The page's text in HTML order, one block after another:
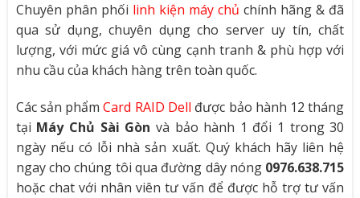
Chuyên phân phối linh kiện máy chủ chính hãng & đã
qua sử dụng, chuyên dụng cho server uy tín, chất
lượng, với mức giá vô cùng cạnh tranh & phù hợp với
nhu cầu của khách hàng trên toàn quốc.
Các sản phẩmCard RAID Dell được bảo hành 12 tháng
tại Máy Chủ Sài Gòn và bảo hành 1 đổi 1 trong 30
ngày nếu có lỗi nhà sản xuất. Quý khách hãy liên hệ
ngay cho chúng tôi qua đường dây nóng 0976.638.715
hoặc chat với nhân viên tư vấn để được hỗ trợ tư vấn